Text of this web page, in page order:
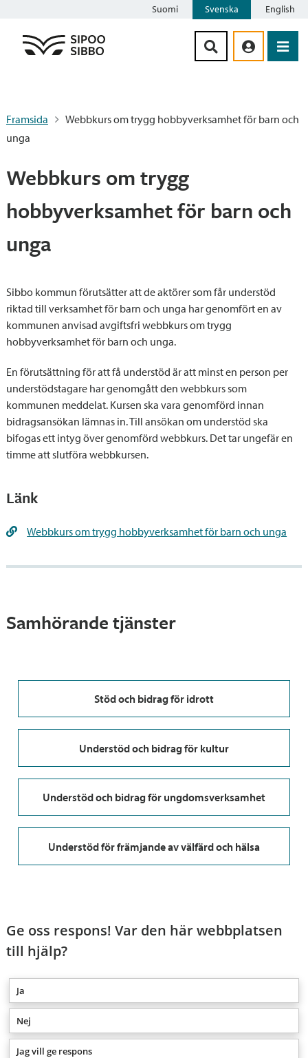
Suomi Svenska English
Framsida
Webbkurs om trygg hobbyverksamhet för barn och
unga
Webbkurs om trygg
hobbyverksamhet för barn och
unga
Sibbo kommun förutsätter att de aktörer som får understöd
riktad till verksamhet för barn och unga har genomfört en av
kommunen anvisad avgiftsfri webbkurs om trygg
hobbyverksamhet för barn och unga.
En förutsättning för att få understöd är att minst en person per
understödstagare har genomgått den webbkurs som
kommunen meddelat. Kursen ska vara genomförd innan
bidragsansökan lämnas in. Till ansökan om understöd ska
bifogas ett intyg över genomförd webbkurs. Det tar ungefär en
timme att slutföra webbkursen.
Länk
Webbkurs om trygg hobbyverksamhet för barn och unga
Samhörande tjänster
Stöd och bidrag för idrott
Understöd och bidrag för kultur
Understöd och bidrag för ungdomsverksamhet
Understöd för främjande av välfärd och hälsa
Ge oss respons! Var den här webbplatsen
till hjälp?
Ja
Nej
Jag vill ge respons